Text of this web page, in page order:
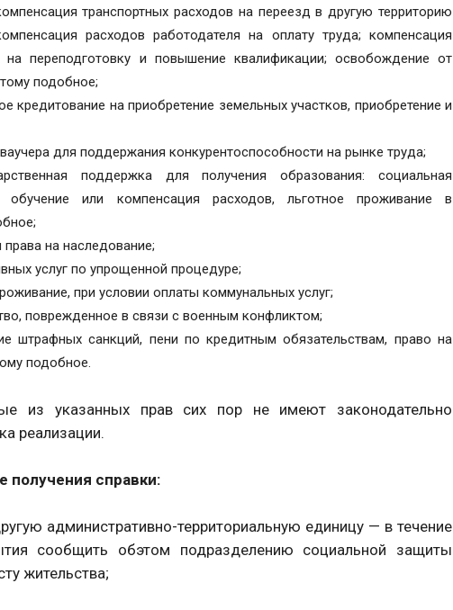
транспортных расходов на переезд в другую территорию
расходов работодателя на оплату труда; компенсация
на переподготовку и повышение квалификации; освобождение от
подобное;
кредитование на приобретение земельных участков, приобретение и
для поддержания конкурентоспособности на рынке труда;
поддержка для получения образования: социальная
обучение или компенсация расходов, льготное проживание в
на наследование;
услуг по упрощенной процедуре;
при условии оплаты коммунальных услуг;
поврежденное в связи с военным конфликтом;
штрафных санкций, пени по кредитным обязательствам, право на
подобное.
из указанных прав сих пор не имеют законодательно
реализации.
получения справки:
административно-территориальную единицу — в течение
сообщить обэтом подразделению социальной защиты
жительства;